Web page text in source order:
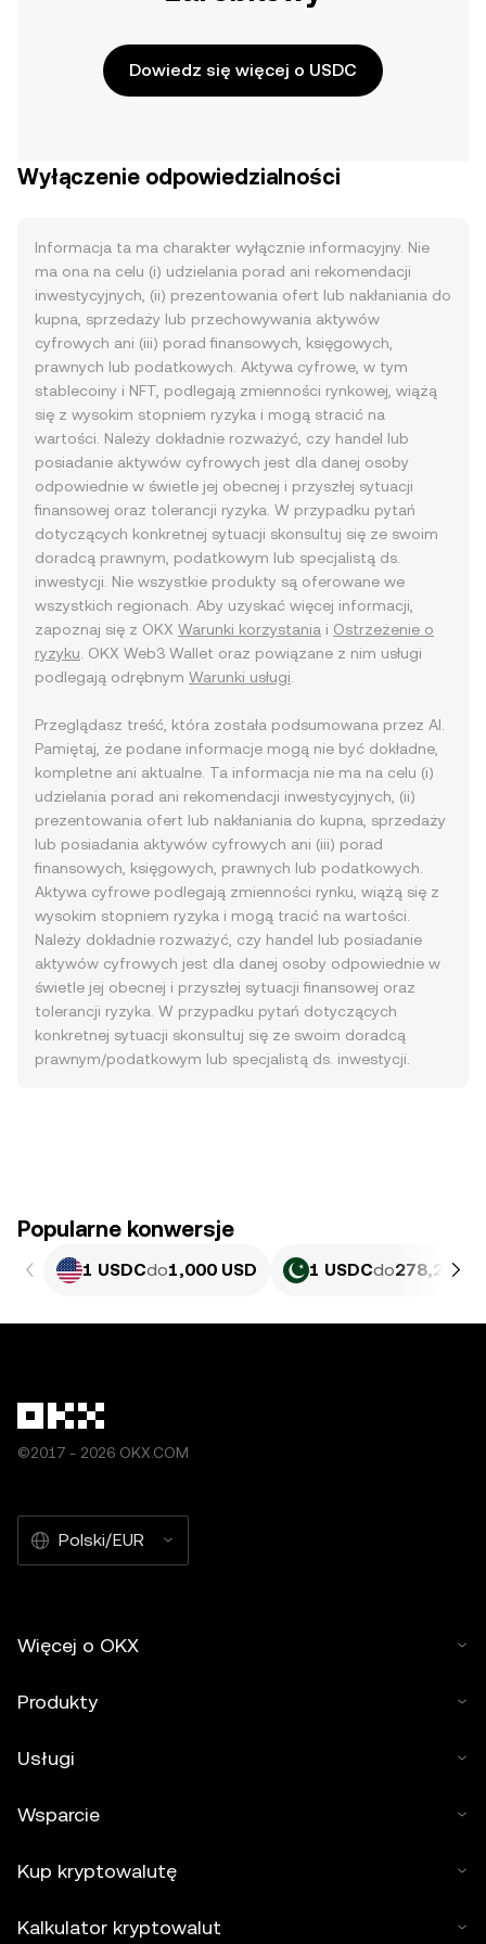
Dowiedz się więcej o USDC
Wyłączenie odpowiedzialności
Informacja ta ma charakter wyłącznie informacyjny. Nie
ma ona na celu (i) udzielania porad ani rekomendacji
inwestycyjnych, (ii) prezentowania ofert lub nakłaniania do
kupna, sprzedaży lub przechowywania aktywów
cyfrowych ani (iii) porad finansowych, księgowych,
prawnych lub podatkowych. Aktywa cyfrowe, w tym
stablecoiny i NFT, podlegają zmienności rynkowej, wiążą
się z wysokim stopniem ryzyka i mogą stracić na
wartości. Należy dokładnie rozważyć, czy handel lub
posiadanie aktywów cyfrowych jest dla danej osoby
odpowiednie w świetle jej obecnej i przyszłej sytuacji
finansowej oraz tolerancji ryzyka. W przypadku pytań
dotyczących konkretnej sytuacji skonsultuj się ze swoim
doradcą prawnym, podatkowym lub specjalistą ds.
inwestycji. Nie wszystkie produkty są oferowane we
wszystkich regionach. Aby uzyskać więcej informacji,
zapoznaj się z OKX Warunki korzystania i Ostrzeżenie o
ryzyku . OKX Web3 Wallet oraz powiązane z nim usługi
podlegają odrębnym Warunki usługi
Przeglądasz treść, która została podsumowana przez AI.
Pamiętaj, że podane informacje mogą nie być dokładne,
kompletne ani aktualne. Ta informacja nie ma na celu (i)
udzielania porad ani rekomendacji inwestycyjnych, (ii)
prezentowania ofert lub nakłaniania do kupna, sprzedaży
lub posiadania aktywów cyfrowych ani (iii) porad
finansowych, księgowych, prawnych lub podatkowych.
Aktywa cyfrowe podlegają zmienności rynku, wiążą się z
wysokim stopniem ryzyka i mogą tracić na wartości.
Należy dokładnie rozważyć, czy handel lub posiadanie
aktywów cyfrowych jest dla danej osoby odpowiednie w
świetle jej obecnej i przyszłej sytuacji finansowej oraz
tolerancji ryzyka. W przypadku pytań dotyczących
konkretnej sytuacji skonsultuj się ze swoim doradcą
prawnym/podatkowym lub specjalistą ds. inwestycji.
Popularne konwersje
1 USDCdo1,000 USD 1 USDCdo278,2 PKR
©2017 - 2026 OKX.COM
Polski/EUR
Więcej o OKX
Produkty
Usługi
Wsparcie
Kup kryptowalutę
Kalkulator kryptowalut